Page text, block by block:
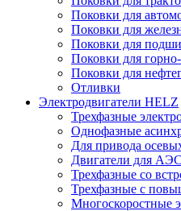
Поковки для
Поковки для
Поковки для
Поковки для
Поковки для
Отливки
Электродвигатели HELZ
Трехфазные
Однофазные
Для привода
Двигатели для АЭС
Трехфазные со
Трехфазные с
Многоскоростные